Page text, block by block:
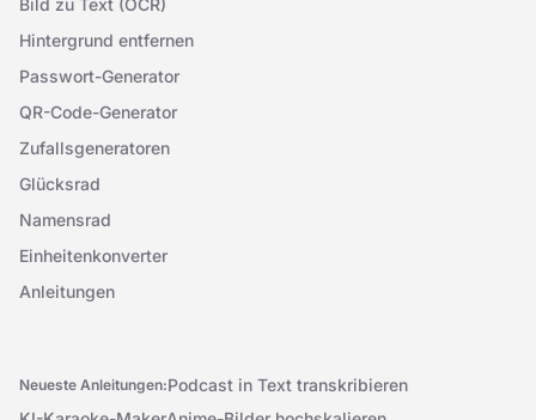
Bild zu Text (OCR)
Hintergrund entfernen
Passwort-Generator
QR-Code-Generator
Zufallsgeneratoren
Glücksrad
Namensrad
Einheitenkonverter
Anleitungen
Neueste Anleitungen:Podcast in Text transkribieren